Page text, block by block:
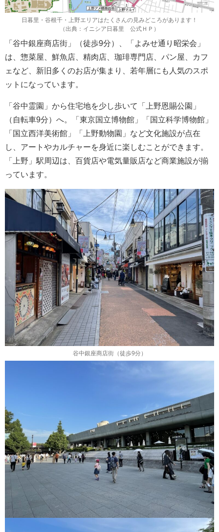
日暮里・谷根千・上野エリアはたくさんの見みどころがあります！
（出典：イニシア日暮里 公式ＨＰ）
「谷中銀座商店街」（徒歩9分）、「よみせ通り昭栄会」
は、惣菜屋、鮮魚店、精肉店、珈琲専門店、パン屋、カフ
ェなど、新旧多くのお店が集まり、若年層にも人気のスポ
ットになっています。
「谷中霊園」から住宅地を少し歩いて「上野恩賜公園」
（自転車9分）へ。「東京国立博物館」「国立科学博物館」
「国立西洋美術館」「上野動物園」など文化施設が点在
し、アートやカルチャーを身近に楽しむことができます。
「上野」駅周辺は、百貨店や電気量販店など商業施設が揃
っています。
谷中銀座商店街（徒歩9分）